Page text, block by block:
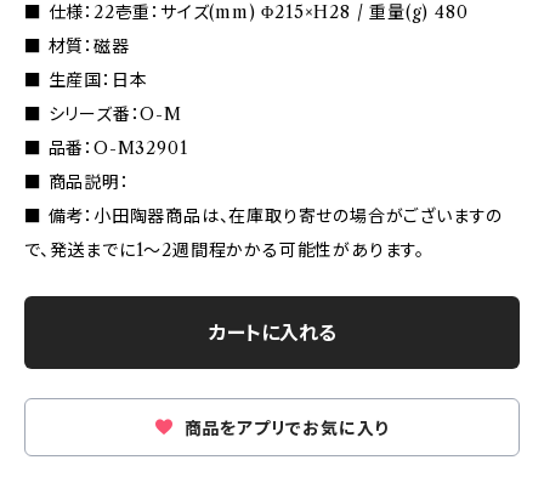
■ 仕様：22壱重：サイズ(mm) Φ215×H28 / 重量(g) 480
■ 材質：磁器
■ 生産国：日本
■ シリーズ番：O-M
■ 品番：O-M32901
■ 商品説明：
■ 備考：小田陶器商品は、在庫取り寄せの場合がございますの
で、発送までに1〜2週間程かかる可能性があります。
カートに入れる
商品をアプリでお気に入り